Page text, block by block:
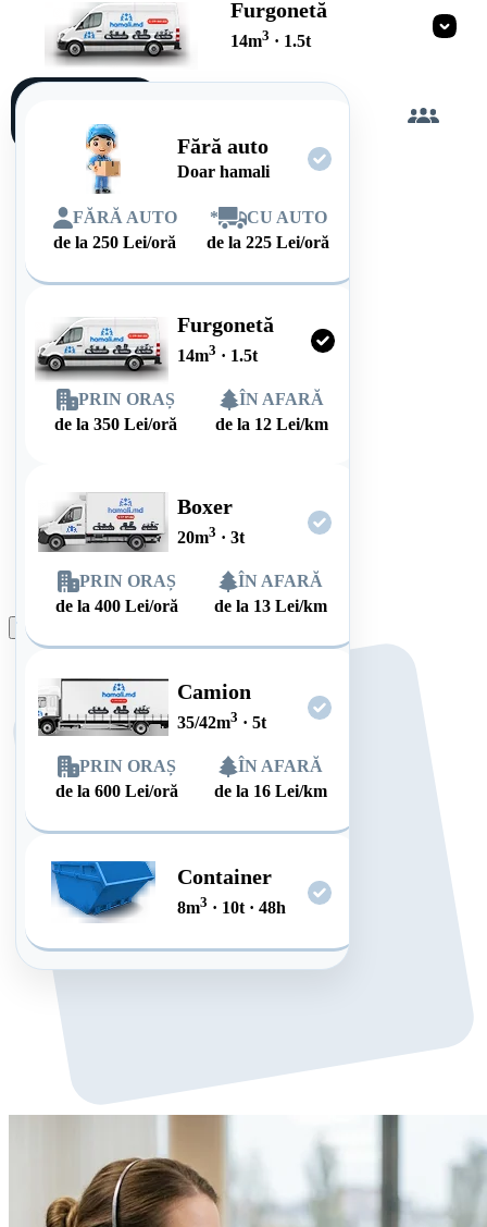
Furgonetă
14m3 · 1.5t
Fără auto
Doar hamali
FĂRĂ AUTO
de la250 Lei/oră
*
CU AUTO
de la225 Lei/oră
Furgonetă
14m3 · 1.5t
PRIN ORAȘ
de la 350 Lei/oră
ÎN AFARĂ
de la 12 Lei/km
Boxer
20m3 · 3t
PRIN ORAȘ
de la400 Lei/oră
ÎN AFARĂ
de la 13 Lei/km
Camion
35/42m3 · 5t
PRIN ORAȘ
de la600 Lei/oră
ÎN AFARĂ
de la 16 Lei/km
Container
8m3 · 10t · 48h
singur
Plasează comanda